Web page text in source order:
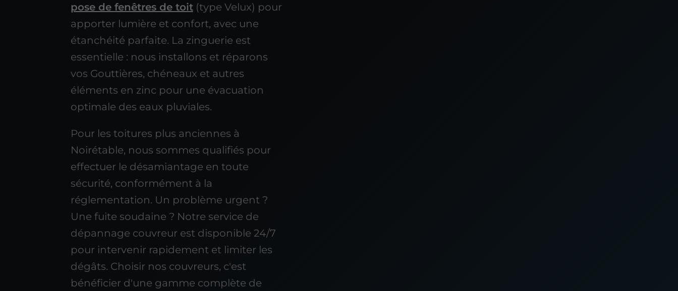
pose de fenêtres de toit(type Velux) pour
apporter lumière et confort, avec une
étanchéité parfaite. La zinguerie est
essentielle : nous installons et réparons
vos Gouttières, chéneaux et autres
éléments en zinc pour une évacuation
optimale des eaux pluviales.
Pour les toitures plus anciennes à
Noirétable, nous sommes qualifiés pour
effectuer le désamiantage en toute
sécurité, conformément à la
réglementation. Un problème urgent ?
Une fuite soudaine ? Notre service de
dépannage couvreur est disponible 24/7
pour intervenir rapidement et limiter les
dégâts. Choisir nos couvreurs, c'est
bénéficier d'une gamme complète de